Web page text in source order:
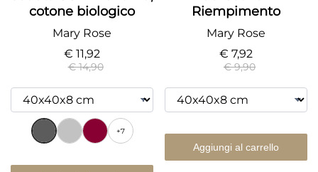
cotone biologico
Mary Rose
€ 11,92
€ 14,90
+7
Riempimento
Mary Rose
€ 7,92
€ 9,90
Aggiungi al carrello